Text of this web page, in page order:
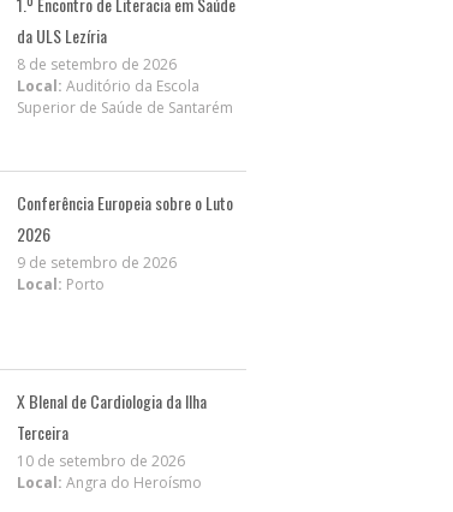
da ULS Lezíria
8 de setembro de 2026
Local: Auditório da Escola
Superior de Saúde de Santarém
Conferência Europeia sobre o Luto
2026
9 de setembro de 2026
Local: Porto
X BIenal de Cardiologia da Ilha
Terceira
10 de setembro de 2026
Local: Angra do Heroísmo